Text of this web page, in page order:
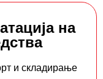
на
и складирање